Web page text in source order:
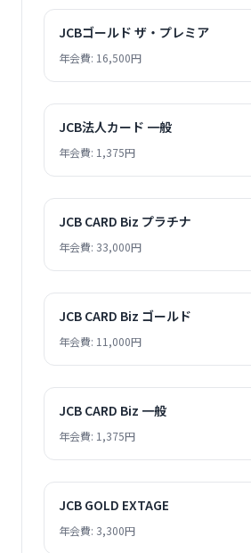
JCBゴールド ザ・プレミア
年会費: 16,500円
JCB法人カード 一般
年会費: 1,375円
JCB CARD Biz プラチナ
年会費: 33,000円
JCB CARD Biz ゴールド
年会費: 11,000円
JCB CARD Biz 一般
年会費: 1,375円
JCB GOLD EXTAGE
年会費: 3,300円